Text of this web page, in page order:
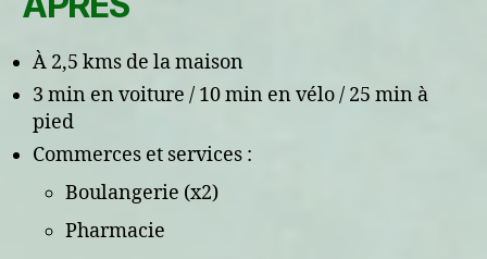
À 2,5 kms de la maison
3 min en voiture / 10 min en vélo / 25 min à
pied
Commerces et services :
Boulangerie (x2)
Pharmacie